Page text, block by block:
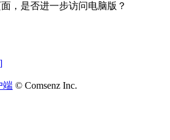
，是否进一步访问电脑版？
端 © Comsenz Inc.